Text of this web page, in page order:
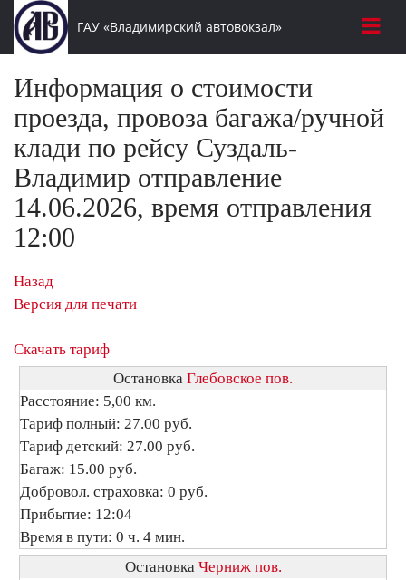
ГАУ «Владимирский автовокзал»
Информация о стоимости
проезда, провоза багажа/ручной
клади по рейсу Суздаль-
Владимир отправление
14.06.2026, время отправления
12:00
Назад
Версия для печати
Скачать тариф
Остановка Глебовское пов.
Расстояние: 5,00 км.
Тариф полный: 27.00 руб.
Тариф детский: 27.00 руб.
Багаж: 15.00 руб.
Добровол. страховка: 0 руб.
Прибытие: 12:04
Время в пути: 0 ч. 4 мин.
Остановка Черниж пов.